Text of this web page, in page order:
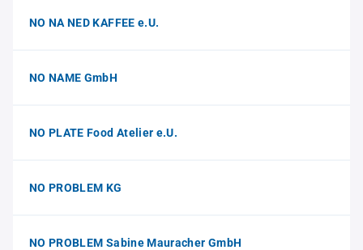
NO NA NED KAFFEE e.U.
NO NAME GmbH
NO PLATE Food Atelier e.U.
NO PROBLEM KG
NO PROBLEM Sabine Mauracher GmbH